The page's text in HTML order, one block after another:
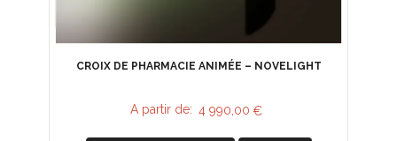
CROIX DE PHARMACIE ANIMÉE – NOVELIGHT
A partir de: 4 990,00 €